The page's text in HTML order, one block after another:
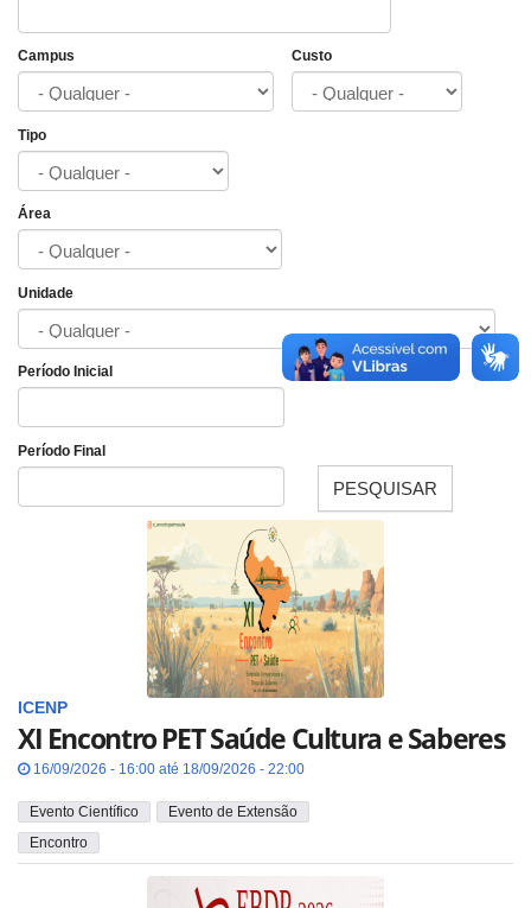
Campus Custo
Tipo
Área
Unidade
Período Inicial
Período Final
PESQUISAR
ICENP
XI Encontro PET Saúde Cultura e Saberes
16/09/2026 - 16:00 até 18/09/2026 - 22:00
Evento Científico
Evento de Extensão
Encontro